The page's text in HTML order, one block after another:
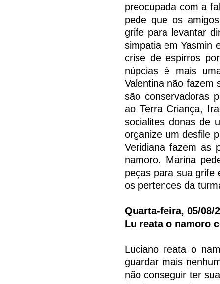
preocupada com a
pede que os
grife para levantar
simpatia em Yasmin
crise de espirros
núpcias é mais
Valentina não fazem
são conservadoras
ao Terra Criança,
socialites donas de
organize um desfile
Veridiana fazem as
namoro. Marina
peças para sua grife
os pertences da
Quarta-feira, 05/08/
Lu reata o namoro
Luciano reata o
guardar mais
não conseguir ter